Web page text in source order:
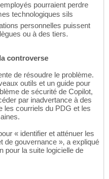
pourraient perdre
technologiques sils
personnelles puissent
ou à des tiers.
controverse
de résoudre le problème.
outils et un guide pour
de sécurité de Copilot,
par inadvertance à des
les courriels du PDG et les
« identifier et atténuer les
de gouvernance », a expliqué
pour la suite logicielle de